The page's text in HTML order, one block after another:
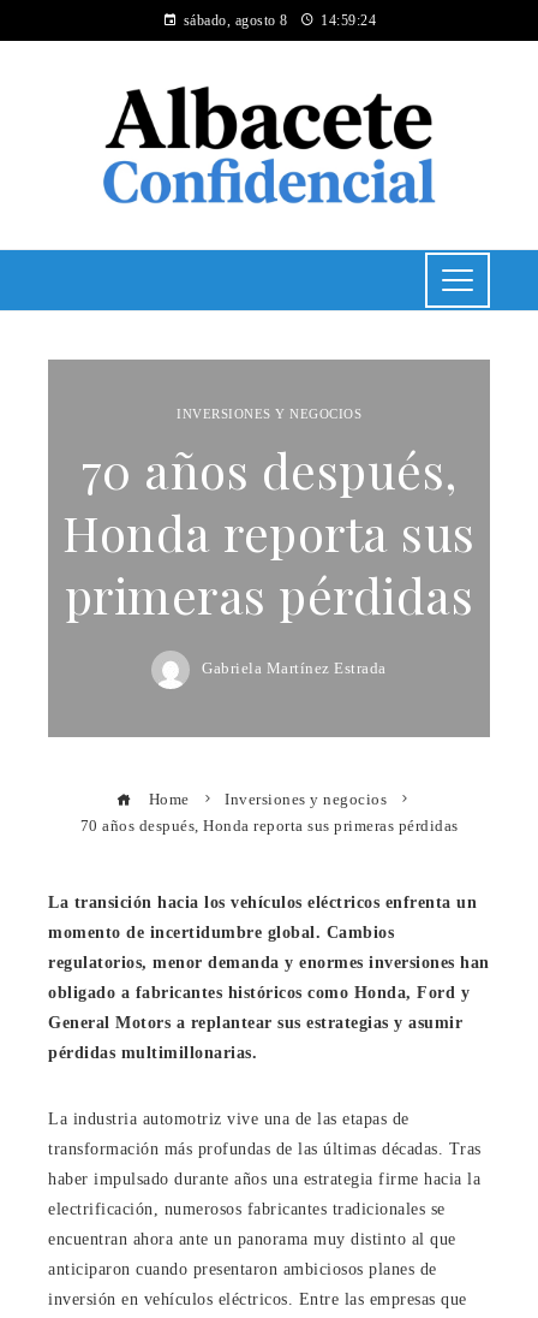
sábado, agosto 8 14:59:25
INVERSIONES Y NEGOCIOS
70 años después,
Honda reporta sus
primeras pérdidas
Gabriela Martínez Estrada
Home
Inversiones y negocios
70 años después, Honda reporta sus primeras pérdidas
La transición hacia los vehículos eléctricos enfrenta un
momento de incertidumbre global. Cambios
regulatorios, menor demanda y enormes inversiones han
obligado a fabricantes históricos como Honda, Ford y
General Motors a replantear sus estrategias y asumir
pérdidas multimillonarias.
La industria automotriz vive una de las etapas de
transformación más profundas de las últimas décadas. Tras
haber impulsado durante años una estrategia firme hacia la
electrificación, numerosos fabricantes tradicionales se
encuentran ahora ante un panorama muy distinto al que
anticiparon cuando presentaron ambiciosos planes de
inversión en vehículos eléctricos. Entre las empresas que